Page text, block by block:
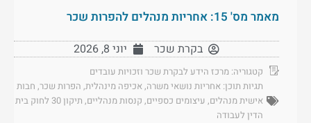
מאמר מס' 15: אחריות מנהלים להפרות שכר
בקרת שכר יוני 8, 2026
קטגוריה: מרכז הידע לבקרת שכר וזכויות עובדים
תגיות תוכן: אחריות נושאי משרה,אכיפה מינהלית, הפרות שכר, חבות
אישית מנהלים, עיצומים כספיים, קנסות מנהליים,
תיקון 30 לחוק בית
הדין לעבודה